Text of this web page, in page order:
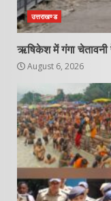
उत्तराखण्ड
ऋषिकेश में गंगा चेतावनी
August 6, 2026